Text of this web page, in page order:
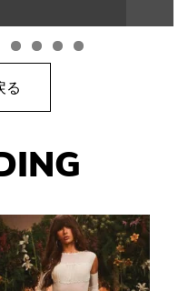
る